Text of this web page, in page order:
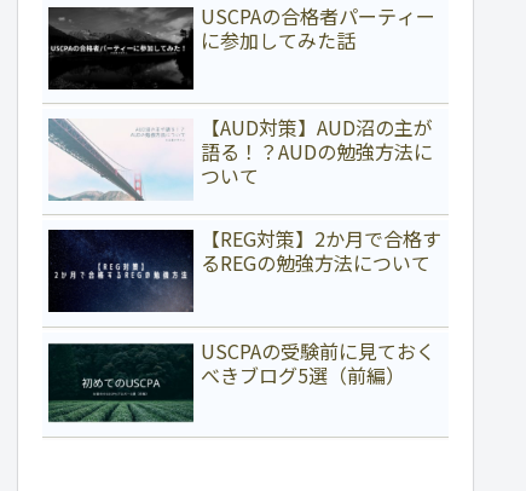
USCPAの合格者パーティー
に参加してみた話
【AUD対策】AUD沼の主が
語る！？AUDの勉強方法に
ついて
【REG対策】2か月で合格す
るREGの勉強方法について
USCPAの受験前に見ておく
べきブログ5選（前編）